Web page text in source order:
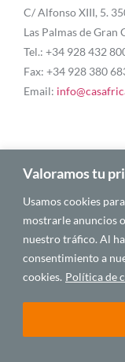
Valoramos tu
Usamos cookies
mostrarle anuncios
nuestro tráfico. Al
consentimiento a
cookies. Política de
C/ Alfonso XIII, 5.
Las Palmas de Gran
Tel.: +34 928 432
Fax: +34 928 380
Email:
Blog
Quiénes
Autores
Español